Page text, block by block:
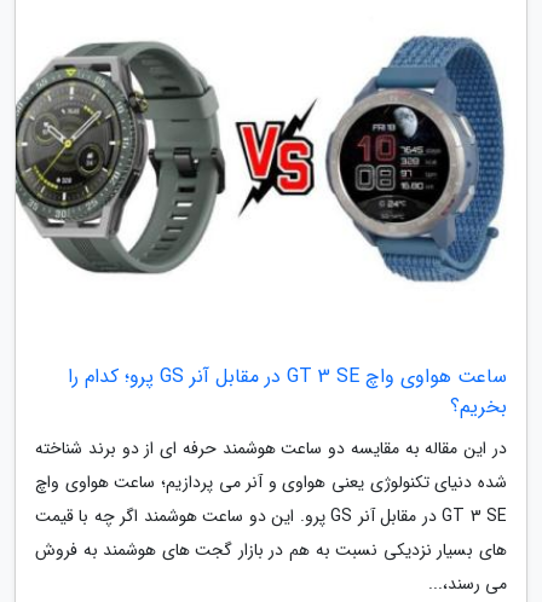
ساعت هواوی واچ GT 3 SE در مقابل آنر GS پرو؛ کدام را
بخریم؟
در این مقاله به مقایسه دو ساعت هوشمند حرفه ای از دو برند شناخته
شده دنیای تکنولوژی یعنی هواوی و آنر می پردازیم؛ ساعت هواوی واچ
GT 3 SE در مقابل آنر GS پرو. این دو ساعت هوشمند اگر چه با قیمت
های بسیار نزدیکی نسبت به هم در بازار گجت های هوشمند به فروش
می رسند،...